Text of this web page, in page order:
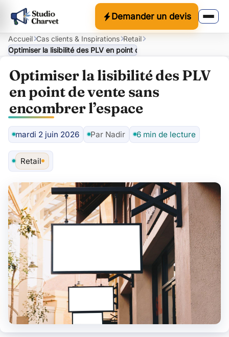
Demander un devis
Accueil Cas clients & Inspirations Retail
Optimiser la lisibilité des PLV en point de vente sans encombrer
Optimiser la lisibilité des PLV
en point de vente sans
encombrer l’espace
mardi 2 juin 2026
Auteur
Par Nadir 6 min de lecture
Retail